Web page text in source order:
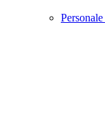
Personale